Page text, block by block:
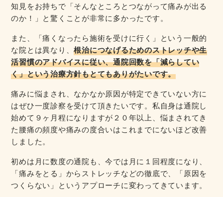
知見をお持ちで「そんなところとつながって痛みが出る
のか！」と驚くことが非常に多かったです。
また、「痛くなったら施術を受けに行く」という一般的
な院とは異なり、根治につなげるためのストレッチや生
活習慣のアドバイスに従い、通院回数を「減らしてい
く」という治療方針もとてもありがたいです。
痛みに悩まされ、なかなか原因が特定できていない方に
はぜひ一度診察を受けて頂きたいです。私自身は通院し
始めて９ヶ月程になりますが２０年以上、悩まされてき
た腰痛の頻度や痛みの度合いはこれまでにないほど改善
しました。
初めは月に数度の通院も、今では月に１回程度になり、
「痛みをとる」からストレッチなどの徹底で、「原因を
つくらない」というアプローチに変わってきています。